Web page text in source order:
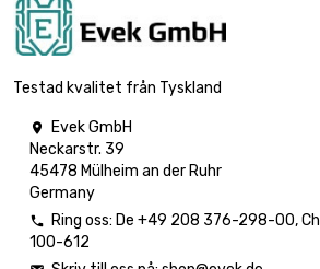
Testad kvalitet från Tyskland

Evek GmbH
Neckarstr. 39
45478 Mülheim an der Ruhr
Germany
 Ring oss: De +49 208 376-298-00, Ch
100-612